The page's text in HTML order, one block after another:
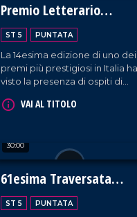
Premio Letterario
Caccuri
ST 5 PUNTATA
La 14esima edizione di uno dei
premi più prestigiosi in Italia ha
visto la presenza di ospiti di
settore della comunicazione
VAI AL TITOLO
30:00
61esima Traversata
dello Stretto
ST 5 PUNTATA